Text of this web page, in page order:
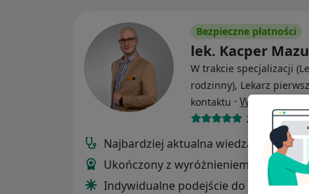
Bezpieczne płatności
lek. Kacper
W trakcie specjalizacji
rodzinny), Lekarz
kontaktu · Więcej
216 opinii
Najbardziej aktualna wiedza medyczna
Ukończony z wyróżnieniem UM w
Indywidualne podejście do pacjenta